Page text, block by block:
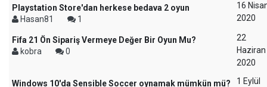
Playstation Store'dan herkese bedava 2 oyun
Hasan81
1
16
2020
Fifa 21 Ön Sipariş Vermeye Değer Bir Oyun Mu?
kobra
0
22
Haziran
2020
Windows 10'da Sensible Soccer oynamak mümkün mü?
1 Eylül